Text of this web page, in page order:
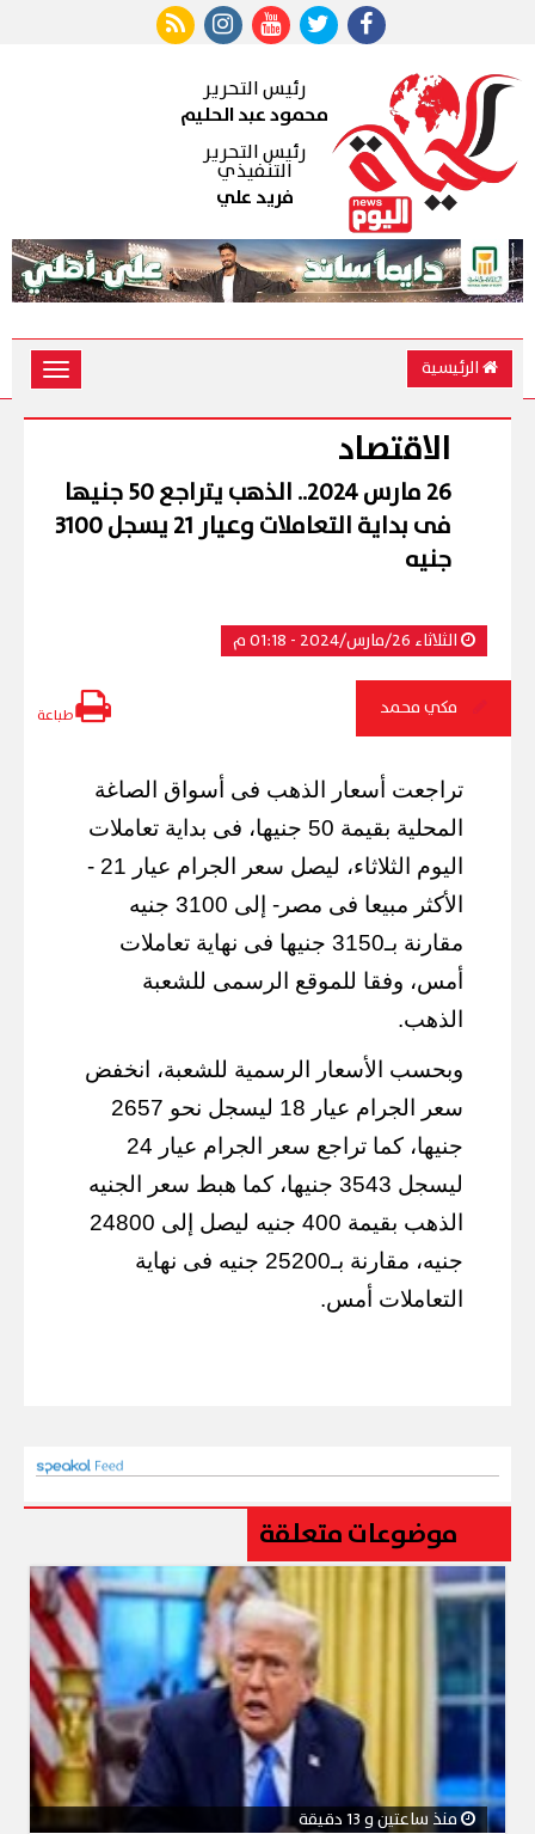
رئيس التحرير
محمود عبد الحليم
رئيس التحرير
التنفيذي
فريد علي
الرئيسية
Toggle
الاقتصاد
26 مارس 2024.. الذهب يتراجع 50 جنيها
فى بداية التعاملات وعيار 21 يسجل 3100
جنيه
الثلاثاء 26/مارس/2024 - 01:18 م
مكي محمد طباعة
تراجعت أسعار الذهب فى أسواق الصاغة
المحلية بقيمة 50 جنيها، فى بداية تعاملات
اليوم الثلاثاء، ليصل سعر الجرام عيار 21 -
الأكثر مبيعا فى مصر- إلى 3100 جنيه
مقارنة بـ3150 جنيها فى نهاية تعاملات
أمس، وفقا للموقع الرسمى للشعبة
الذهب.
وبحسب الأسعار الرسمية للشعبة، انخفض
سعر الجرام عيار 18 ليسجل نحو 2657
جنيها، كما تراجع سعر الجرام عيار 24
ليسجل 3543 جنيها، كما هبط سعر الجنيه
الذهب بقيمة 400 جنيه ليصل إلى 24800
جنيه، مقارنة بـ25200 جنيه فى نهاية
التعاملات أمس.
موضوعات متعلقة
منذ ساعتين و 13 دقيقة